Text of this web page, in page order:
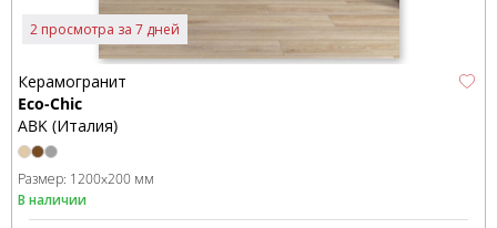
2 просмотра за 7 дней
Керамогранит
Eco-Chic
ABK (Италия)
Размер: 1200x200 мм
В наличии